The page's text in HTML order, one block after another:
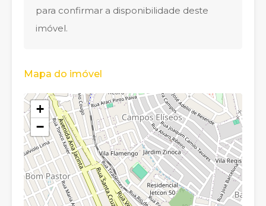
para confirmar a disponibilidade deste
imóvel.
Mapa do imóvel
+
−